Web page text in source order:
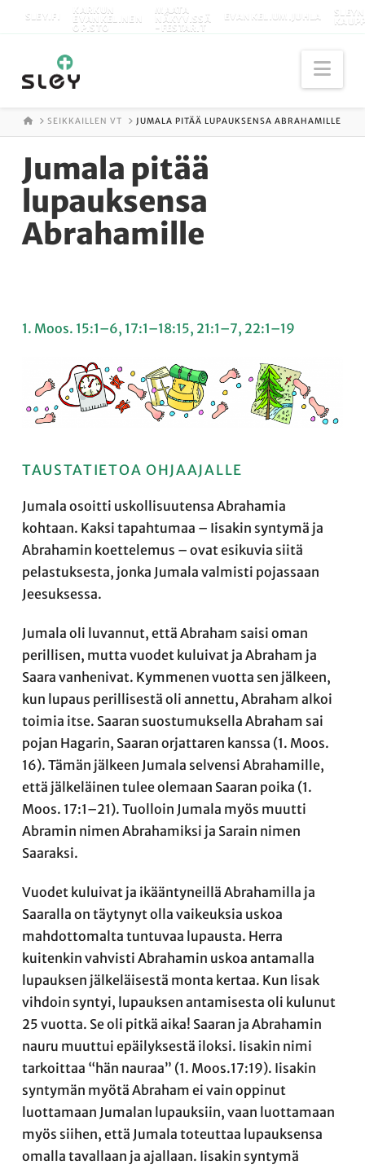
SLEY.FI
KARKUN
EVANKELINEN
OPISTO
MAATA
NÄKYVISSÄ
-FESTARIT
EVANKELIUMIJUHLA SLEYN
ETUSIVU
SEIKKAILLEN VT JUMALA PITÄÄ LUPAUKSENSA ABRAHAMILLE
Jumala pitää
lupauksensa
Abrahamille
1. Moos. 15:1–6, 17:1–18:15, 21:1–7, 22:1–19
TAUSTATIETOA OHJAAJALLE
Jumala osoitti uskollisuutensa Abrahamia
kohtaan. Kaksi tapahtumaa – Iisakin syntymä ja
Abrahamin koettelemus – ovat esikuvia siitä
pelastuksesta, jonka Jumala valmisti pojassaan
Jeesuksessa.
Jumala oli luvannut, että Abraham saisi oman
perillisen, mutta vuodet kuluivat ja Abraham ja
Saara vanhenivat. Kymmenen vuotta sen jälkeen,
kun lupaus perillisestä oli annettu, Abraham alkoi
toimia itse. Saaran suostumuksella Abraham sai
pojan Hagarin, Saaran orjattaren kanssa (1. Moos.
16). Tämän jälkeen Jumala selvensi Abrahamille,
että jälkeläinen tulee olemaan Saaran poika (1.
Moos. 17:1–21). Tuolloin Jumala myös muutti
Abramin nimen Abrahamiksi ja Sarain nimen
Saaraksi.
Vuodet kuluivat ja ikääntyneillä Abrahamilla ja
Saaralla on täytynyt olla vaikeuksia uskoa
mahdottomalta tuntuvaa lupausta. Herra
kuitenkin vahvisti Abrahamin uskoa antamalla
lupauksen jälkeläisestä monta kertaa. Kun Iisak
vihdoin syntyi, lupauksen antamisesta oli kulunut
25 vuotta. Se oli pitkä aika! Saaran ja Abrahamin
nauru muuttui epäilyksestä iloksi. Iisakin nimi
tarkoittaa “hän nauraa” (1. Moos.17:19). Iisakin
syntymän myötä Abraham ei vain oppinut
luottamaan Jumalan lupauksiin, vaan luottamaan
myös siihen, että Jumala toteuttaa lupauksensa
omalla tavallaan ja ajallaan. Iisakin syntymä